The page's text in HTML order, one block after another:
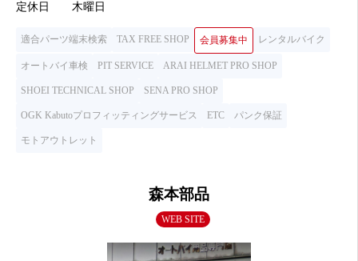
定休日
木曜日
適合パーツ端末検索 TAX FREE SHOP 会員募集中 レンタルバイク
オートバイ車検 PIT SERVICE ARAI HELMET PRO SHOP
SHOEI TECHNICAL SHOP SENA PRO SHOP
OGK Kabutoプロフィッティングサービス ETC パンク保証
モトアウトレット
森本部品
WEB SITE